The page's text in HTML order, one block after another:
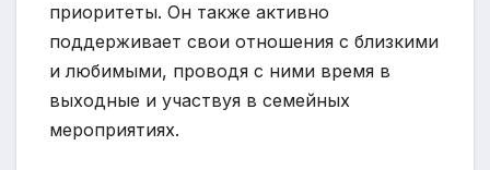
приоритеты. Он также активно
поддерживает свои отношения с близкими
и любимыми, проводя с ними время в
выходные и участвуя в семейных
мероприятиях.